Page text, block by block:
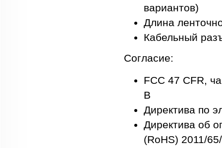
вариантов)
Длина
Кабельный
Согласие:
FCC 47 CFR,
B
Директива по
Директива об
(RoHS) 2011/